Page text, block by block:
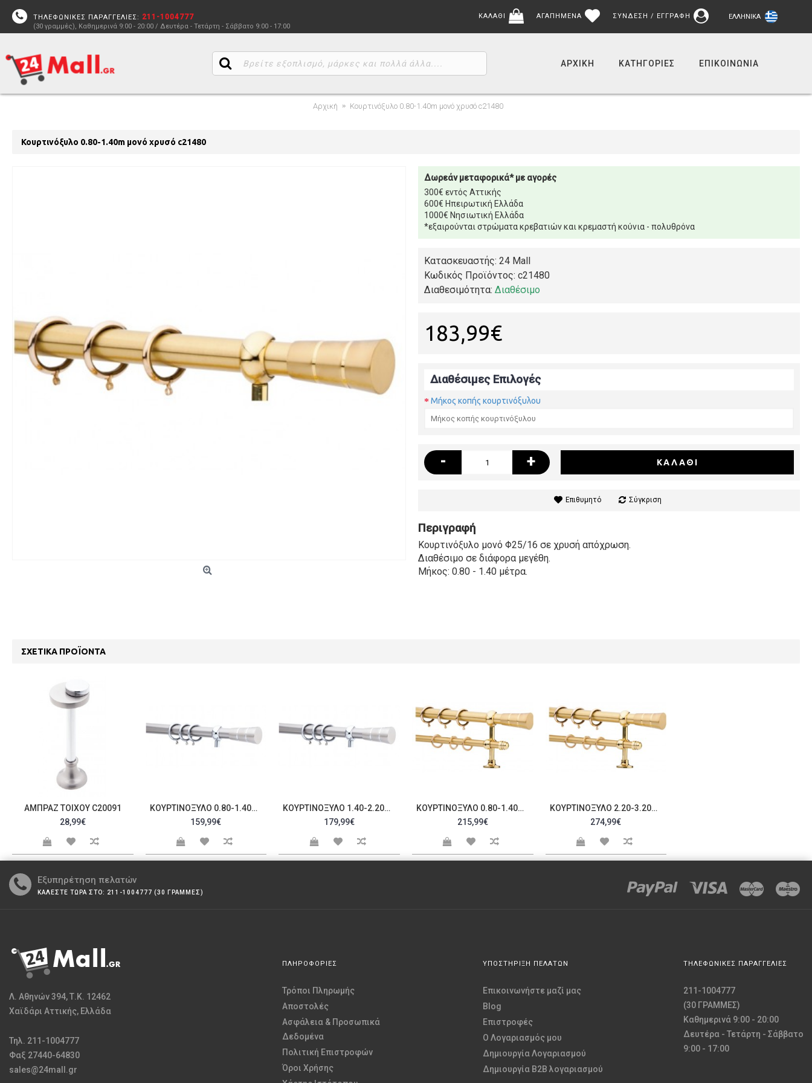
ΤΗΛΕΦΩΝΙΚΕΣ ΠΑΡΑΓΓΕΛΙΕΣ: 211-1004777
(30 γραμμές), Καθημερινά 9:00 - 20:00 / Δευτέρα - Τετάρτη - Σάββατο 9:00 - 17:00
ΕΛΛΗΝΙΚΆ
ΚΑΛΑΘΙ ΑΓΑΠΗΜΕΝΑ ΣΥΝΔΕΣΗ / ΕΓΓΡΑΦΗ
ΑΡΧΙΚΉ ΚΑΤΗΓΟΡΙΕΣ ΕΠΙΚΟΙΝΩΝΊΑ
Αρχική Κουρτινόξυλο 0.80-1.40m μονό χρυσό c21480
Κουρτινόξυλο 0.80-1.40m μονό χρυσό c21480
Δωρεάν μεταφορικά* με αγορές
300€ εντός Αττικής
600€ Ηπειρωτική Ελλάδα
1000€ Νησιωτική Ελλάδα
*εξαιρούνται στρώματα κρεβατιών και κρεμαστή κούνια - πολυθρόνα
Κατασκευαστής: 24 Mall
Κωδικός Προϊόντος: c21480
Διαθεσιμότητα: Διαθέσιμο
183,99€
Διαθέσιμες Επιλογές
Μήκος κοπής κουρτινόξυλου
- + ΚΑΛΆΘΙ
Επιθυμητό Σύγκριση
Περιγραφή
Κουρτινόξυλο μονό Φ25/16 σε χρυσή απόχρωση.
Διαθέσιμο σε διάφορα μεγέθη.
Μήκος: 0.80 - 1.40 μέτρα.
ΣΧΕΤΙΚΆ ΠΡΟΪΌΝΤΑ
ΑΜΠΡΆΖ ΤΟΊΧΟΥ C20091
28,99€
ΚΟΥΡΤΙΝΌΞΥΛΟ 0.80-1.40M ΜΟΝΌ ΑΣΗΜΊ C21474
159,99€
ΚΟΥΡΤΙΝΌΞΥΛΟ 1.40-2.20M ΜΟΝΌ ΑΣΗΜΊ C21475
179,99€
ΚΟΥΡΤΙΝΌΞΥΛΟ 0.80-1.40M ΔΙΠΛΌ ΧΡΥΣΌ C21483
215,99€
ΚΟΥΡΤΙΝΌΞΥΛΟ 2.20-3.20M ΔΙΠΛΌ ΧΡΥΣΌ C21485
274,99€
Εξυπηρέτηση πελατών
ΚΑΛΕΣΤΕ ΤΩΡΑ ΣΤΟ: 211-1004777 (30 ΓΡΑΜΜΕΣ)
Λ. Αθηνών 394, Τ.Κ. 12462
Χαϊδάρι Αττικής, Ελλάδα
Τηλ. 211-1004777
Φαξ 27440-64830
sales@24mall.gr
ΠΛΗΡΟΦΟΡΙΕΣ
Τρόποι Πληρωμής
Αποστολές
Ασφάλεια & Προσωπικά
Δεδομένα
Πολιτική Επιστροφών
Όροι Χρήσης
ΥΠΟΣΤΗΡΙΞΗ ΠΕΛΑΤΩΝ
Επικοινωνήστε μαζί μας
Blog
Επιστροφές
O Λογαριασμός μου
Δημιουργία Λογαριασμού
Δημιουργία B2B λογαριασμού
ΤΗΛΕΦΩΝΙΚΕΣ ΠΑΡΑΓΓΕΛΙΕΣ
211-1004777
(30 ΓΡΑΜΜΕΣ)
Καθημερινά 9:00 - 20:00
Δευτέρα - Τετάρτη - Σάββατο
9:00 - 17:00